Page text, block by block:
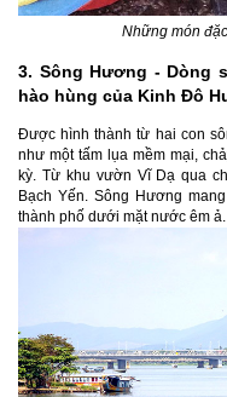
Những món
3. Sông Hương - Dòng
hào hùng của Kinh Đô
Được hình thành từ hai con
như một tấm lụa mềm mại,
kỳ. Từ khu vườn Vĩ Dạ qua
Bạch Yến. Sông Hương
thành phố dưới mặt nước êm ả.